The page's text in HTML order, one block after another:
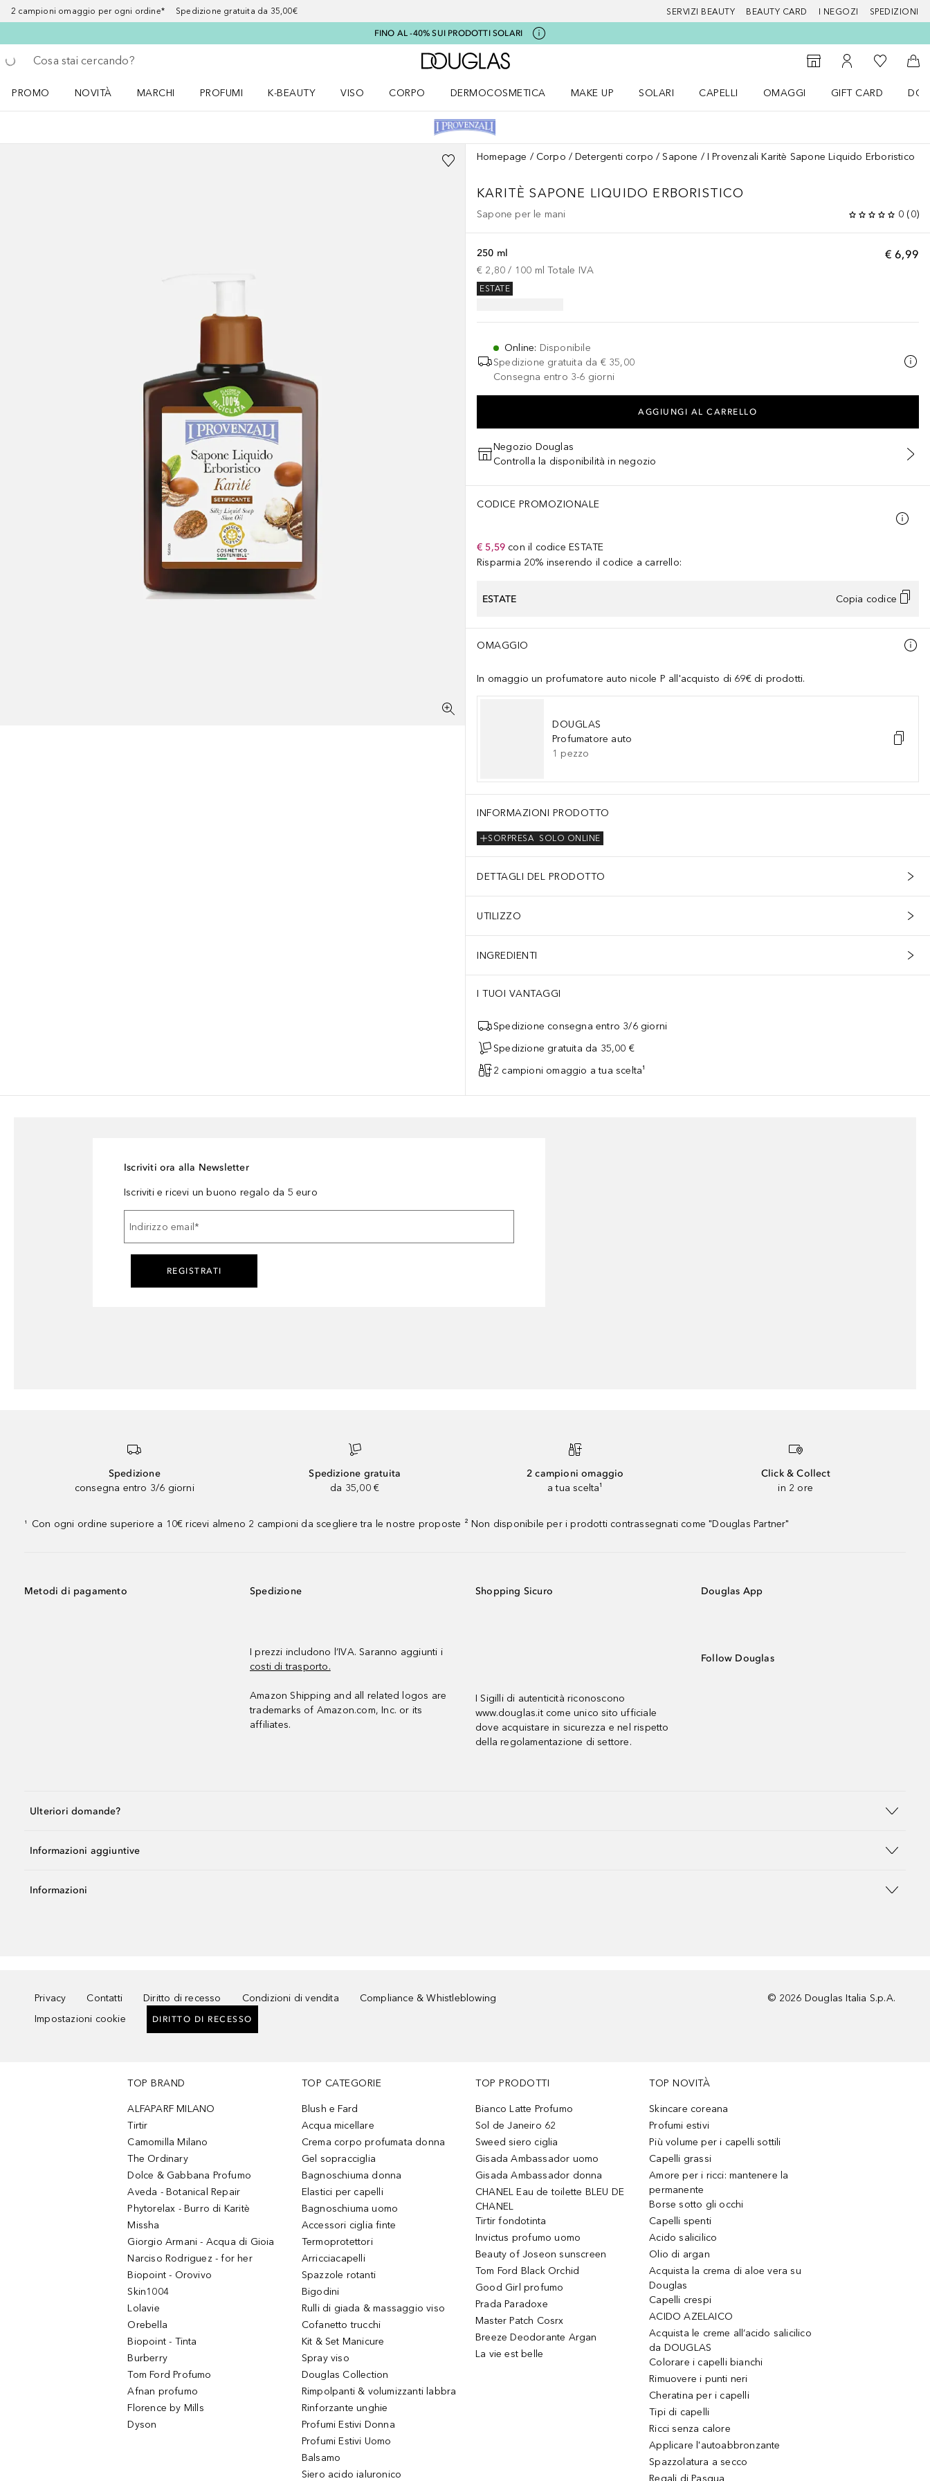
2 campioni omaggio per ogni ordine* Spedizione gratuita da 35,00€ SERVIZI BEAUTY BEAUTY CARD I NEGOZI SPEDIZIONI
FINO AL -40% SUI PRODOTTI SOLARI
Torna indietro
Esegui ricerca
A Douglas Home
StorefinderAl Mio Account
Alla Mia
Al
PROMO
NOVITÀ
MARCHI
PROFUMI
K-BEAUTY
VISO
CORPO
DERMOCOSMETICA
MAKE UP
SOLARI
CAPELLI
OMAGGI
GIFT CARD
Homepage Corpo Detergenti corpo Sapone I Provenzali Karitè Sapone Liquido Erboristico
KARITÈ SAPONE LIQUIDO ERBORISTICO
Sapone per le mani 0 (0)
€ 6,99
250 ml
€ 2,80 / 100 ml Totale IVA
ESTATE
Online: Disponibile
Spedizione gratuita da € 35,00
Consegna entro 3-6 giorni
AGGIUNGI AL CARRELLO
Negozio Douglas
Controlla la disponibilità in negozio
CODICE PROMOZIONALE
€ 5,59 con il codice ESTATE
Risparmia 20% inserendo il codice a carrello:
ESTATE Copia codice
OMAGGIO
In omaggio un profumatore auto nicole P all'acquisto di 69€ di prodotti.
DOUGLAS
Profumatore auto
1 pezzo
INFORMAZIONI PRODOTTO
SOLO ONLINE
SORPRESA
DETTAGLI DEL PRODOTTO
UTILIZZO
INGREDIENTI
I TUOI VANTAGGI
Spedizione consegna entro 3/6 giorni
Spedizione gratuita da 35,00 €
2 campioni omaggio a tua scelta¹
Iscriviti ora alla Newsletter
Iscriviti e ricevi un buono regalo da 5 euro
Indirizzo email *
REGISTRATI
Spedizione
consegna entro 3/6 giorni
Spedizione gratuita
da 35,00 €
2 campioni omaggio
a tua scelta¹
Click & Collect
in 2 ore
¹ Con ogni ordine superiore a 10€ ricevi almeno 2 campioni da scegliere tra le nostre proposte ² Non disponibile per i prodotti contrassegnati come "Douglas Partner"
Metodi di pagamento Spedizione
I prezzi includono l’IVA. Saranno aggiunti i
costi di trasporto.
Amazon Shipping and all related logos are
trademarks of Amazon.com, Inc. or its
affiliates.
Shopping Sicuro
I Sigilli di autenticità riconoscono
www.douglas.it come unico sito ufficiale
dove acquistare in sicurezza e nel rispetto
della regolamentazione di settore.
Douglas App
Follow Douglas
Ulteriori domande?
Informazioni aggiuntive
Informazioni
Privacy Contatti Diritto di recesso Condizioni di vendita
Compliance & Whistleblowing
Impostazioni cookie
DIRITTO DI RECESSO
© 2026 Douglas Italia S.p.A.
TOP BRAND
ALFAPARF MILANO
Tirtir
Camomilla Milano
The Ordinary
Dolce & Gabbana Profumo
Aveda - Botanical Repair
Phytorelax - Burro di Karitè
Missha
Giorgio Armani - Acqua di Gioia
Narciso Rodriguez - for her
Biopoint - Orovivo
Skin1004
Lolavie
Orebella
Biopoint - Tinta
Burberry
Tom Ford Profumo
Afnan profumo
Florence by Mills
Dyson
TOP CATEGORIE
Blush e Fard
Acqua micellare
Crema corpo profumata donna
Gel sopracciglia
Bagnoschiuma donna
Elastici per capelli
Bagnoschiuma uomo
Accessori ciglia finte
Termoprotettori
Arricciacapelli
Spazzole rotanti
Bigodini
Rulli di giada & massaggio viso
Cofanetto trucchi
Kit & Set Manicure
Spray viso
Douglas Collection
Rimpolpanti & volumizzanti labbra
Rinforzante unghie
Profumi Estivi Donna
Profumi Estivi Uomo
Balsamo
Siero acido ialuronico
TOP PRODOTTI
Bianco Latte Profumo
Sol de Janeiro 62
Sweed siero ciglia
Gisada Ambassador uomo
Gisada Ambassador donna
CHANEL Eau de toilette BLEU DE
CHANEL
Tirtir fondotinta
Invictus profumo uomo
Beauty of Joseon sunscreen
Tom Ford Black Orchid
Good Girl profumo
Prada Paradoxe
Master Patch Cosrx
Breeze Deodorante Argan
La vie est belle
TOP NOVITÀ
Skincare coreana
Profumi estivi
Più volume per i capelli sottili
Capelli grassi
Amore per i ricci: mantenere la
permanente
Borse sotto gli occhi
Capelli spenti
Acido salicilico
Olio di argan
Acquista la crema di aloe vera su
Douglas
Capelli crespi
ACIDO AZELAICO
Acquista le creme all’acido salicilico
da DOUGLAS
Colorare i capelli bianchi
Rimuovere i punti neri
Cheratina per i capelli
Tipi di capelli
Ricci senza calore
Applicare l'autoabbronzante
Spazzolatura a secco
Regali di Pasqua